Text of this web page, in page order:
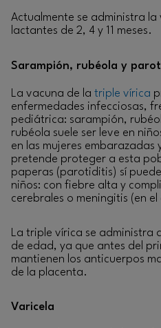
Actualmente se administra
lactantes de 2, 4 y 11 meses.
Sarampión, rubéola y
La vacuna de la triple vírica
enfermedades infecciosas,
pediátrica: sarampión,
rubéola suele ser leve en
en las mujeres embarazadas
pretende proteger a esta
paperas (parotiditis) sí
niños: con fiebre alta y
cerebrales o meningitis (en
La triple vírica se administra
de edad, ya que antes del
mantienen los anticuerpos
de la placenta.
Varicela